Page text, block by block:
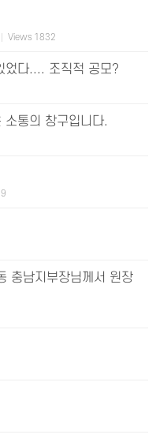
Views 1832
었다.... 조직적 공모?
소통의 창구입니다.
충남지부장님께서 원장